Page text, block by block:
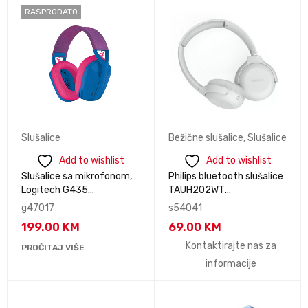
RASPRODATO
Slušalice
Add to wishlist
Slušalice sa mikrofonom,
Logitech G435
LIGHTSPEED Wireless
981-001062
g47017
199.00 KM
PROČITAJ VIŠE
Bežične slušalice,Slušalice
Add to wishlist
Philips bluetooth slušalice
TAUH202WT
preklopne.boja bijela.
s54041
69.00 KM
Kontaktirajte nas za
informacije